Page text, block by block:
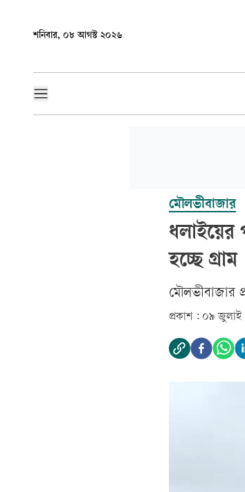
শনিবার, ০৮ আগস্ট ২০২৬
মৌলভীবাজার
ধলাইয়ের
হচ্ছে গ্রাম
মৌলভীবাজার
প্রকাশ : ০৯